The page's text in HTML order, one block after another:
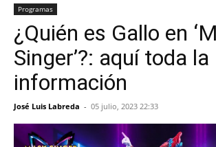
Programas
¿Quién es Gallo en
Singer’?: aquí toda la
información
José Luis Labreda - 05 julio, 2023 22:33